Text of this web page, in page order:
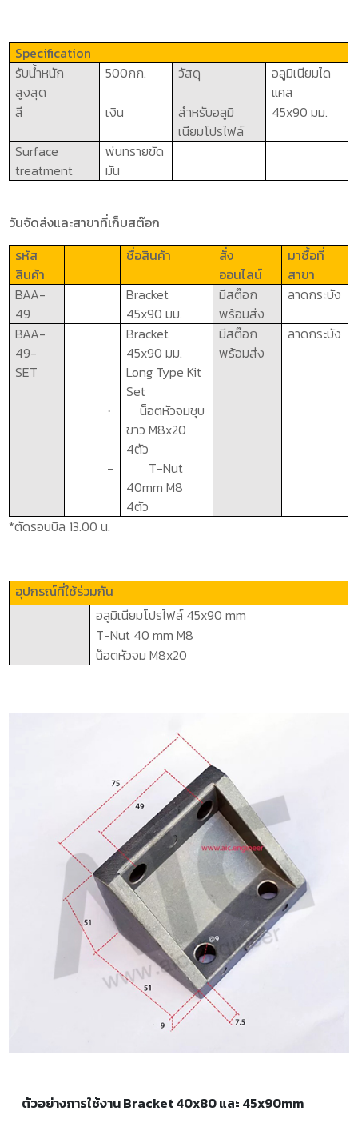
Specification
รับน้ำหนัก
สูงสุด
500กก. วัสดุ
อลูมิเนียมได
แคส
สี
เงิน
สำหรับอลูมิ
เนียมโปรไฟล์
45x90มม.
Surface
treatment
พ่นทรายขัด
มัน
วันจัดส่งและสาขาที่เก็บสต๊อก
รหัส
สินค้า
ชื่อสินค้า
สั่ง
ออนไลน์
มาซื้อที่
สาขา
BAA-
49
Bracket
45x90 มม.
มีสต๊อก
พร้อมส่ง
ลาดกระบัง
BAA-
49-
SET
Bracket
45x90 มม.
Long Type Kit
Set
·
น็อตหัวจมชุบ
ขาว M8x20
4ตัว
-
T-Nut
40mm M8
4ตัว
มีสต๊อก
พร้อมส่ง
ลาดกระบัง
*ตัดรอบบิล 13.00 น.
อุปกรณ์ที่ใช้ร่วมกัน
อลูมิเนียมโปรไฟล์ 45x90 mm
T-Nut 40 mm M8
น็อตหัวจมM8x20
ตัวอย่างการใช้งาน Bracket 40x80 และ 45x90mm